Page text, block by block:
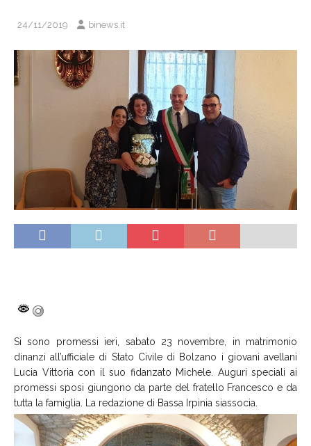
24/11/2019 binews.it
Si sono promessi ieri, sabato 23 novembre, in matrimonio
dinanzi all’ufficiale di Stato Civile di Bolzano i giovani avellani
Lucia Vittoria con il suo fidanzato Michele. Auguri speciali ai
promessi sposi giungono da parte del fratello Francesco e da
tutta la famiglia. La redazione di Bassa Irpinia siassocia.